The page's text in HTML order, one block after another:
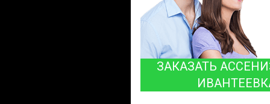
ЗАКАЗАТЬ